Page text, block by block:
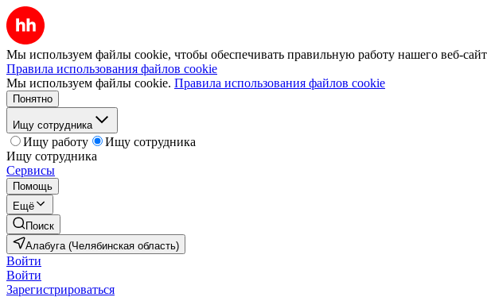
Мы используем файлы cookie, чтобы обеспечивать правильную работу нашего веб-
Правила использования файлов cookie
Мы используем файлы cookie. Правила использования файлов cookie
Понятно
Ищу сотрудника
Ищу работу
Ищу сотрудника
Ищу сотрудника
Сервисы
Помощь
Ещё
Поиск
Алабуга (Челябинская область)
Войти
Войти
Зарегистрироваться